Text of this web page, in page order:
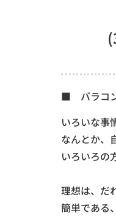
■ バラコン
いろいな事
なんとか、
いろいろの
理想は、だ
簡単である